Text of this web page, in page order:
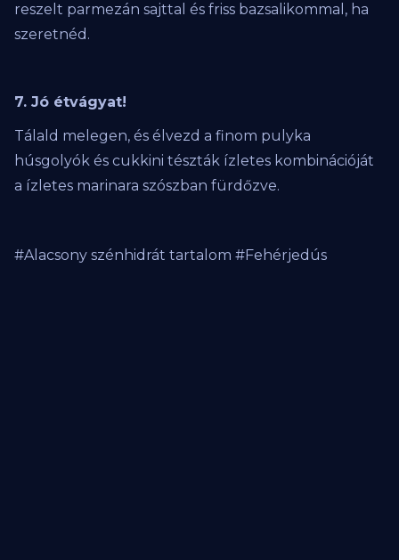
reszelt parmezán sajttal és friss bazsalikommal, ha
szeretnéd.
7. Jó étvágyat!
Tálald melegen, és élvezd a finom pulyka
húsgolyók és cukkini tészták ízletes kombinációját
a ízletes marinara szószban fürdőzve.
#Alacsony szénhidrát tartalom #Fehérjedús